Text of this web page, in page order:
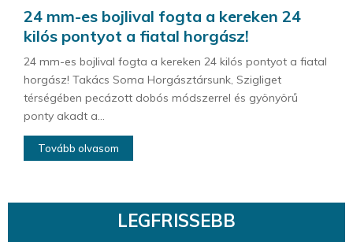
24 mm-es bojlival fogta a kereken 24
kilós pontyot a fiatal horgász!
24 mm-es bojlival fogta a kereken 24 kilós pontyot a fiatal
horgász! Takács Soma Horgásztársunk, Szigliget
térségében pecázott dobós módszerrel és gyönyörű
ponty akadt a...
Tovább olvasom
LEGFRISSEBB